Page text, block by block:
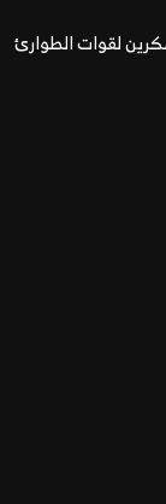
لقوات الطوارئ